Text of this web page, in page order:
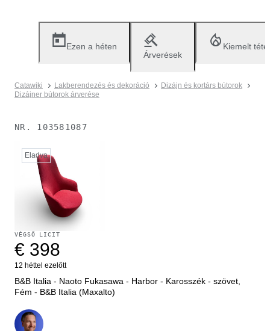
Ezen a héten
Árverések
Kiemelt
Catawiki Lakberendezés és dekoráció
Dizájn és kortárs bútorok
Dizájner bútorok árverése
NR. 103581087
Eladva
VÉGSŐ LICIT
€ 398
12 héttel ezelőtt
B&B Italia - Naoto Fukasawa - Harbor - Karosszék - szövet,
Fém - B&B Italia (Maxalto)